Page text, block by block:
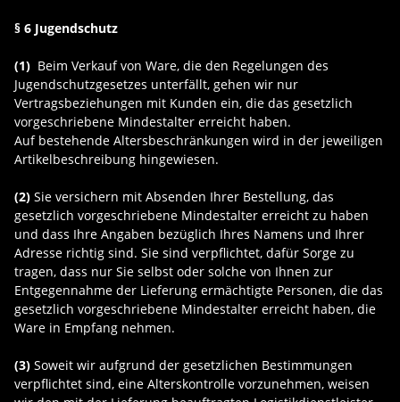
§ 6 Jugendschutz
(1) Beim Verkauf von Ware, die den Regelungen des
Jugendschutzgesetzes unterfällt, gehen wir nur
Vertragsbeziehungen mit Kunden ein, die das gesetzlich
vorgeschriebene Mindestalter erreicht haben.
Auf bestehende Altersbeschränkungen wird in der jeweiligen
Artikelbeschreibung hingewiesen.
(2) Sie versichern mit Absenden Ihrer Bestellung, das
gesetzlich vorgeschriebene Mindestalter erreicht zu haben
und dass Ihre Angaben bezüglich Ihres Namens und Ihrer
Adresse richtig sind. Sie sind verpflichtet, dafür Sorge zu
tragen, dass nur Sie selbst oder solche von Ihnen zur
Entgegennahme der Lieferung ermächtigte Personen, die das
gesetzlich vorgeschriebene Mindestalter erreicht haben, die
Ware in Empfang nehmen.
(3) Soweit wir aufgrund der gesetzlichen Bestimmungen
verpflichtet sind, eine Alterskontrolle vorzunehmen, weisen